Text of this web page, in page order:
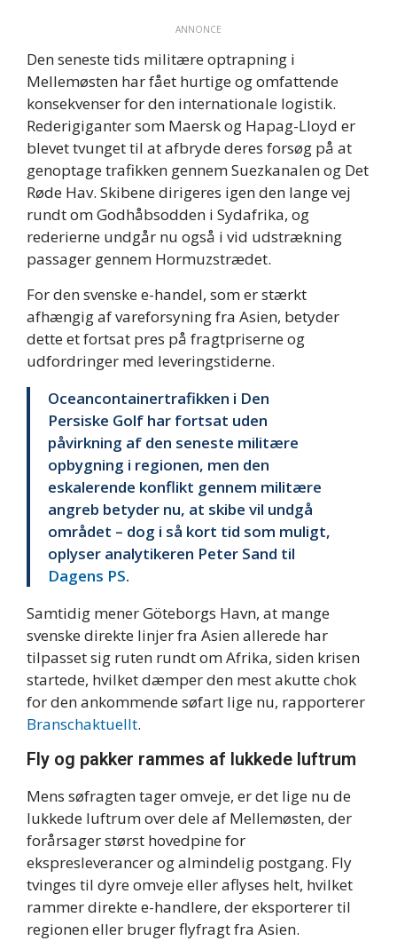
ANNONCE
Den seneste tids militære optrapning i
Mellemøsten har fået hurtige og omfattende
konsekvenser for den internationale logistik.
Rederigiganter som Maersk og Hapag-Lloyd er
blevet tvunget til at afbryde deres forsøg på at
genoptage trafikken gennem Suezkanalen og Det
Røde Hav. Skibene dirigeres igen den lange vej
rundt om Godhåbsodden i Sydafrika, og
rederierne undgår nu også i vid udstrækning
passager gennem Hormuzstrædet.
For den svenske e-handel, som er stærkt
afhængig af vareforsyning fra Asien, betyder
dette et fortsat pres på fragtpriserne og
udfordringer med leveringstiderne.
Oceancontainertrafikken i Den
Persiske Golf har fortsat uden
påvirkning af den seneste militære
opbygning i regionen, men den
eskalerende konflikt gennem militære
angreb betyder nu, at skibe vil undgå
området – dog i så kort tid som muligt,
oplyser analytikeren Peter Sand til
Dagens PS.
Samtidig mener Göteborgs Havn, at mange
svenske direkte linjer fra Asien allerede har
tilpasset sig ruten rundt om Afrika, siden krisen
startede, hvilket dæmper den mest akutte chok
for den ankommende søfart lige nu, rapporterer
Branschaktuellt.
Fly og pakker rammes af lukkede luftrum
Mens søfragten tager omveje, er det lige nu de
lukkede luftrum over dele af Mellemøsten, der
forårsager størst hovedpine for
ekspresleverancer og almindelig postgang. Fly
tvinges til dyre omveje eller aflyses helt, hvilket
rammer direkte e-handlere, der eksporterer til
regionen eller bruger flyfragt fra Asien.